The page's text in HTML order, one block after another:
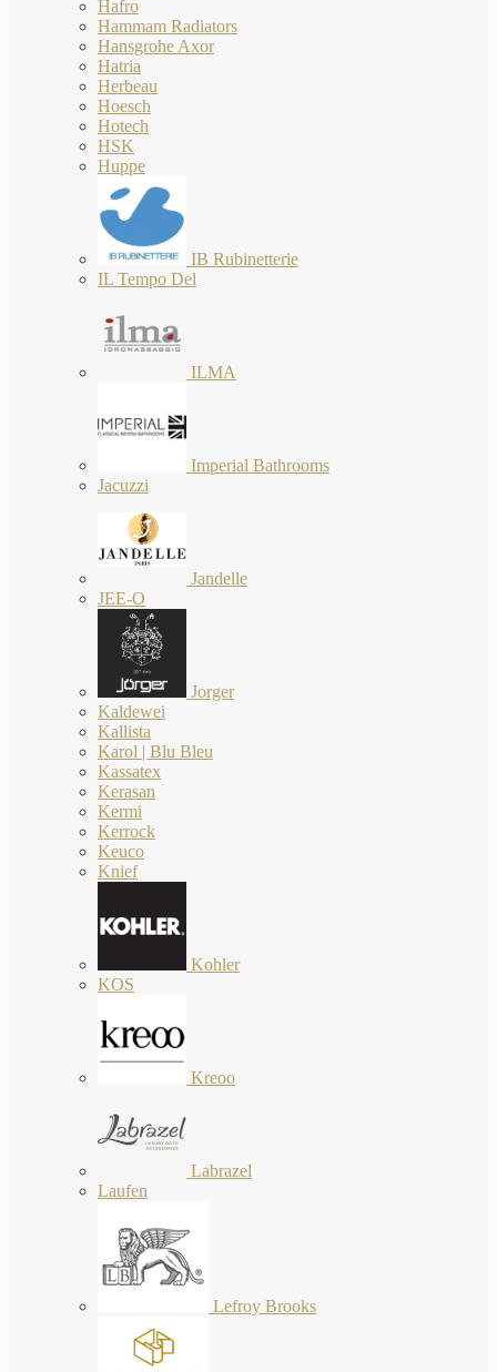
Hafro
Hammam Radiators
Hansgrohe Axor
Hatria
Herbeau
Hoesch
Hotech
HSK
Huppe
IB Rubinetterie
IL Tempo Del
ILMA
Imperial Bathrooms
Jacuzzi
Jandelle
JEE-O
Jorger
Kaldewei
Kallista
Karol | Blu Bleu
Kassatex
Kerasan
Kermi
Kerrock
Keuco
Knief
Kohler
KOS
Kreoo
Labrazel
Laufen
Lefroy Brooks